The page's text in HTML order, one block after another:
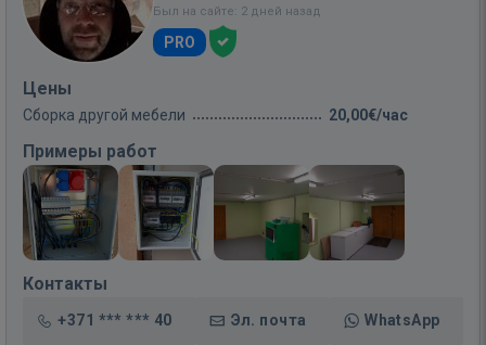
Был на сайте: 2 дней назад
PRO
Цены
Сборка другой мебели 20,00€/час
Примеры работ
Контакты
+371 *** *** 40 Эл. почта WhatsApp